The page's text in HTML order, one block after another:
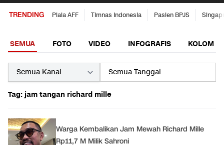
TRENDING Piala AFF Timnas Indonesia Pasien BPJS
SEMUA FOTO VIDEO INFOGRAFIS KOLOM
Tag: jam tangan richard mille
Warga Kembalikan Jam Mewah Richard Mille
Rp11,7 M Milik Sahroni